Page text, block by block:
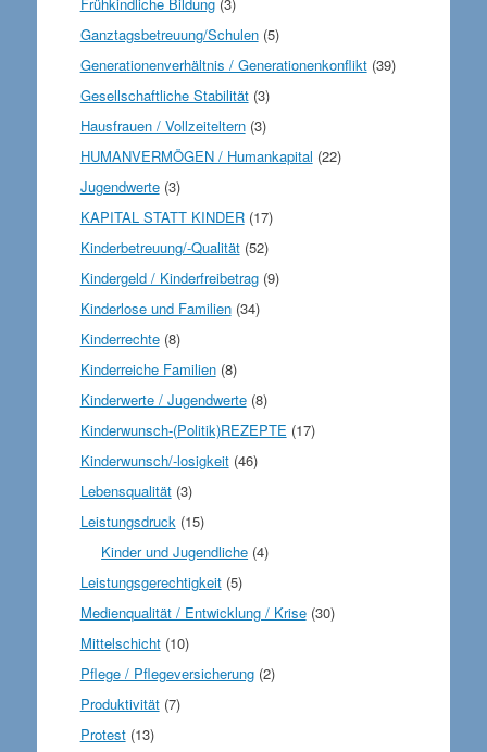
Ganztagsbetreuung/Schulen(5)
Generationenverhältnis / Generationenkonflikt(39)
Gesellschaftliche Stabilität(3)
Hausfrauen / Vollzeiteltern(3)
HUMANVERMÖGEN / Humankapital (22)
Jugendwerte(3)
KAPITAL STATT KINDER(17)
Kinderbetreuung/-Qualität(52)
Kindergeld / Kinderfreibetrag(9)
Kinderlose und Familien(34)
Kinderrechte(8)
Kinderreiche Familien(8)
Kinderwerte / Jugendwerte(8)
Kinderwunsch-(Politik)REZEPTE (17)
Kinderwunsch/-losigkeit(46)
Lebensqualität(3)
Leistungsdruck (15)
Kinder und Jugendliche (4)
Leistungsgerechtigkeit(5)
Medienqualität / Entwicklung / Krise(30)
Mittelschicht(10)
Pflege / Pflegeversicherung(2)
Produktivität(7)
Protest(13)